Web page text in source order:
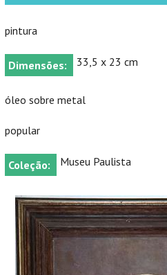
pintura
Dimensões: 33,5 x 23 cm
óleo sobre metal
popular
Coleção: Museu Paulista